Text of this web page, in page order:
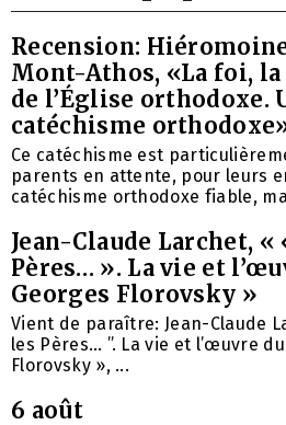
Recension:
Mont-Athos, «La foi,
de l’Église orthodoxe.
catéchisme
Ce catéchisme est
parents en attente, pour leurs
catéchisme orthodoxe fiable,
Jean-Claude Larchet,
Pères… ». La vie et
Georges Florovsky »
Vient de paraître: Jean-Claude
les Pères… ”. La vie et l’œuvre
Florovsky », ...
6 août